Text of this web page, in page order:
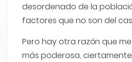
desordenado de la
factores que no son del
Pero hay otra razón que
más poderosa,